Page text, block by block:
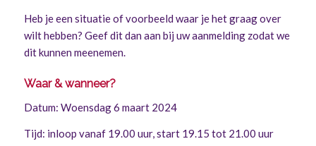
Heb je een situatie of voorbeeld waar je het graag over
wilt hebben? Geef dit dan aan bij uw aanmelding zodat we
dit kunnen meenemen.
Waar & wanneer?
Datum: Woensdag 6 maart 2024
Tijd: inloop vanaf 19.00 uur, start 19.15 tot 21.00 uur